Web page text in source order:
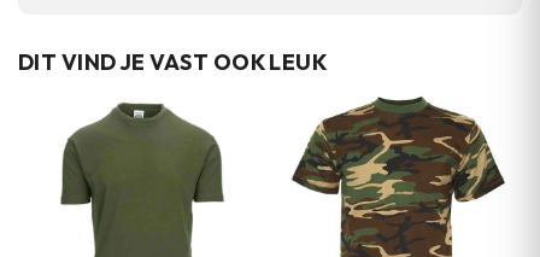
DIT VIND JE VAST OOK LEUK